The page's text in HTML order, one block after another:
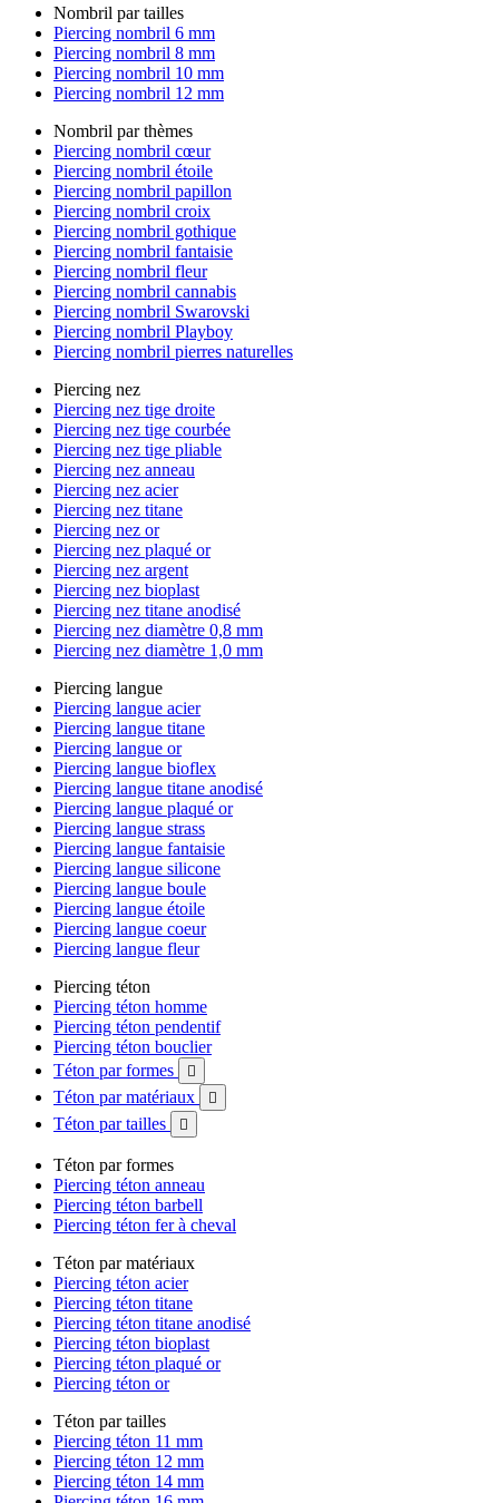
Nombril par tailles
Piercing nombril 6 mm
Piercing nombril 8 mm
Piercing nombril 10 mm
Piercing nombril 12 mm
Nombril par thèmes
Piercing nombril cœur
Piercing nombril étoile
Piercing nombril papillon
Piercing nombril croix
Piercing nombril gothique
Piercing nombril fantaisie
Piercing nombril fleur
Piercing nombril cannabis
Piercing nombril Swarovski
Piercing nombril Playboy
Piercing nombril pierres naturelles
Piercing nez
Piercing nez tige droite
Piercing nez tige courbée
Piercing nez tige pliable
Piercing nez anneau
Piercing nez acier
Piercing nez titane
Piercing nez or
Piercing nez plaqué or
Piercing nez argent
Piercing nez bioplast
Piercing nez titane anodisé
Piercing nez diamètre 0,8 mm
Piercing nez diamètre 1,0 mm
Piercing langue
Piercing langue acier
Piercing langue titane
Piercing langue or
Piercing langue bioflex
Piercing langue titane anodisé
Piercing langue plaqué or
Piercing langue strass
Piercing langue fantaisie
Piercing langue silicone
Piercing langue boule
Piercing langue étoile
Piercing langue coeur
Piercing langue fleur
Piercing téton
Piercing téton homme
Piercing téton pendentif
Piercing téton bouclier
Téton par formes

Téton par matériaux 
Téton par tailles 
Téton par formes
Piercing téton anneau
Piercing téton barbell
Piercing téton fer à cheval
Téton par matériaux
Piercing téton acier
Piercing téton titane
Piercing téton titane anodisé
Piercing téton bioplast
Piercing téton plaqué or
Piercing téton or
Téton par tailles
Piercing téton 11 mm
Piercing téton 12 mm
Piercing téton 14 mm